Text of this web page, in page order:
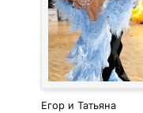
Егор и Татьяна